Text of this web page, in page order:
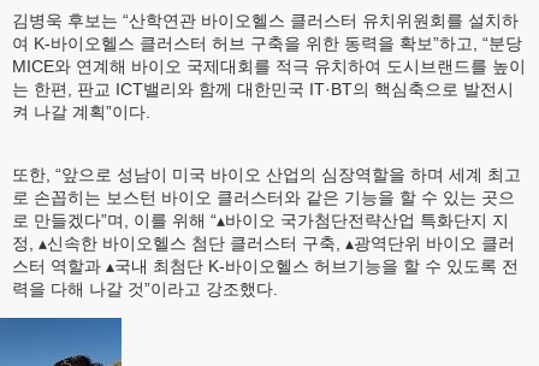
김병욱 후보는 “산학연관 바이오헬스 클러스터 유치위원회를 설치하
여 K-바이오헬스 클러스터 허브 구축을 위한 동력을 확보”하고, “분당
MICE와 연계해 바이오 국제대회를 적극 유치하여 도시브랜드를 높이
는 한편, 판교 ICT밸리와 함께 대한민국 IT·BT의 핵심축으로 발전시
켜 나갈 계획”이다.
또한, “앞으로 성남이 미국 바이오 산업의 심장역할을 하며 세계 최고
로 손꼽히는 보스턴 바이오 클러스터와 같은 기능을 할 수 있는 곳으
로 만들겠다”며, 이를 위해 “▴바이오 국가첨단전략산업 특화단지 지
정, ▴신속한 바이오헬스 첨단 클러스터 구축, ▴광역단위 바이오 클러
스터 역할과 ▴국내 최첨단 K-바이오헬스 허브기능을 할 수 있도록 전
력을 다해 나갈 것”이라고 강조했다.